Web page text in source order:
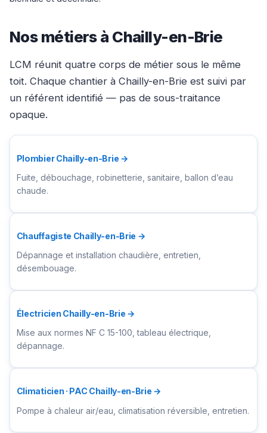
Nos métiers à Chailly-en-Brie
LCM réunit quatre corps de métier sous le même
toit. Chaque chantier à Chailly-en-Brie est suivi par
un référent identifié — pas de sous-traitance
opaque.
Plombier Chailly-en-Brie →
Fuite, débouchage, robinetterie, sanitaire, ballon d’eau
chaude.
Chauffagiste Chailly-en-Brie →
Dépannage et installation chaudière, entretien,
désembouage.
Électricien Chailly-en-Brie →
Mise aux normes NF C 15-100, tableau électrique,
dépannage.
Climaticien · PAC Chailly-en-Brie →
Pompe à chaleur air/eau, climatisation réversible, entretien.